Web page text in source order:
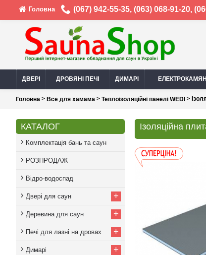
Головна (067) 942-55-35, (063) 068-91-20,
ДВЕРІ ДРОВЯНІ ПЕЧІ ДИМАРІ
Головна > Все для хамама > Теплоізоляційні панелі WEDI >
КАТАЛОГ
Комплектація бань та саун
РОЗПРОДАЖ
Відро-водоспад
Двері для саун +
Деревина для саун +
Печі для лазні на дровах +
Димарі +
Ізоляційна